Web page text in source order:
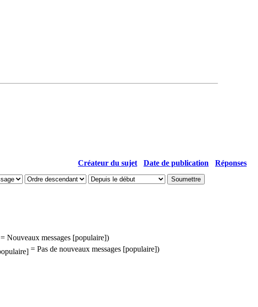
Créateur du sujet Date de publication Réponses
= Nouveaux messages [populaire])
= Pas de nouveaux messages [populaire])